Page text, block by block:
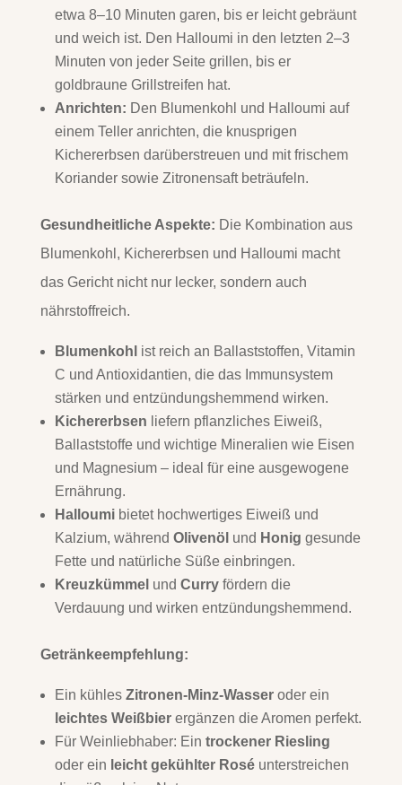
etwa 8–10 Minuten garen, bis er leicht gebräunt
und weich ist. Den Halloumi in den letzten 2–3
Minuten von jeder Seite grillen, bis er
goldbraune Grillstreifen hat.
Anrichten: Den Blumenkohl und Halloumi auf
einem Teller anrichten, die knusprigen
Kichererbsen darüberstreuen und mit frischem
Koriander sowie Zitronensaft beträufeln.
Gesundheitliche Aspekte: Die Kombination aus
Blumenkohl, Kichererbsen und Halloumi macht
das Gericht nicht nur lecker, sondern auch
nährstoffreich.
Blumenkohl ist reich an Ballaststoffen, Vitamin
C und Antioxidantien, die das Immunsystem
stärken und entzündungshemmend wirken.
Kichererbsen liefern pflanzliches Eiweiß,
Ballaststoffe und wichtige Mineralien wie Eisen
und Magnesium – ideal für eine ausgewogene
Ernährung.
Halloumibietet hochwertiges Eiweiß und
Kalzium, während Olivenöl und Honig gesunde
Fette und natürliche Süße einbringen.
Kreuzkümmel und Curryfördern die
Verdauung und wirken entzündungshemmend.
Getränkeempfehlung:
Ein kühles Zitronen-Minz-Wasseroder ein
leichtes Weißbierergänzen die Aromen perfekt.
Für Weinliebhaber: Ein trockener Riesling
oder ein leicht gekühlter Roséunterstreichen